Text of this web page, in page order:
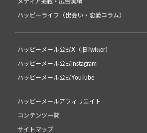
メディア掲載・広告実績
ハッピーライフ（出会い・恋愛コラム）
ハッピーメール公式X（旧Twitter）
ハッピーメール公式instagram
ハッピーメール公式YouTube
ハッピーメールアフィリエイト
コンテンツ一覧
サイトマップ